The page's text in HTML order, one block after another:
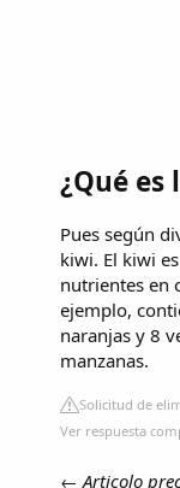
¿Qué
Pues según
kiwi. El kiwi
nutrientes en
ejemplo,
naranjas y 8
manzanas.
Solicitud de
Ver respuesta
←Articolo